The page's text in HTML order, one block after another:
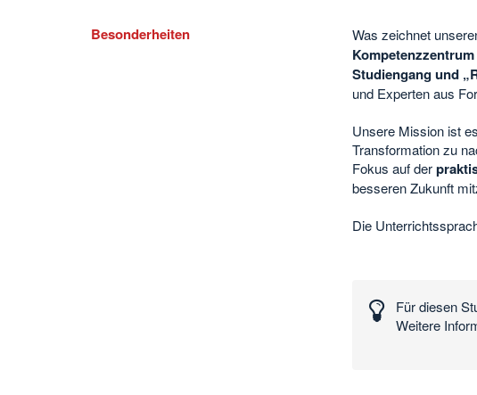
Besonderheiten Was zeichnet
Kompetenzzentrum
Studiengang und
und Experten aus
Unsere Mission ist
Transformation zu
Fokus auf der
besseren Zukunft
Die
Für diesen
Weitere